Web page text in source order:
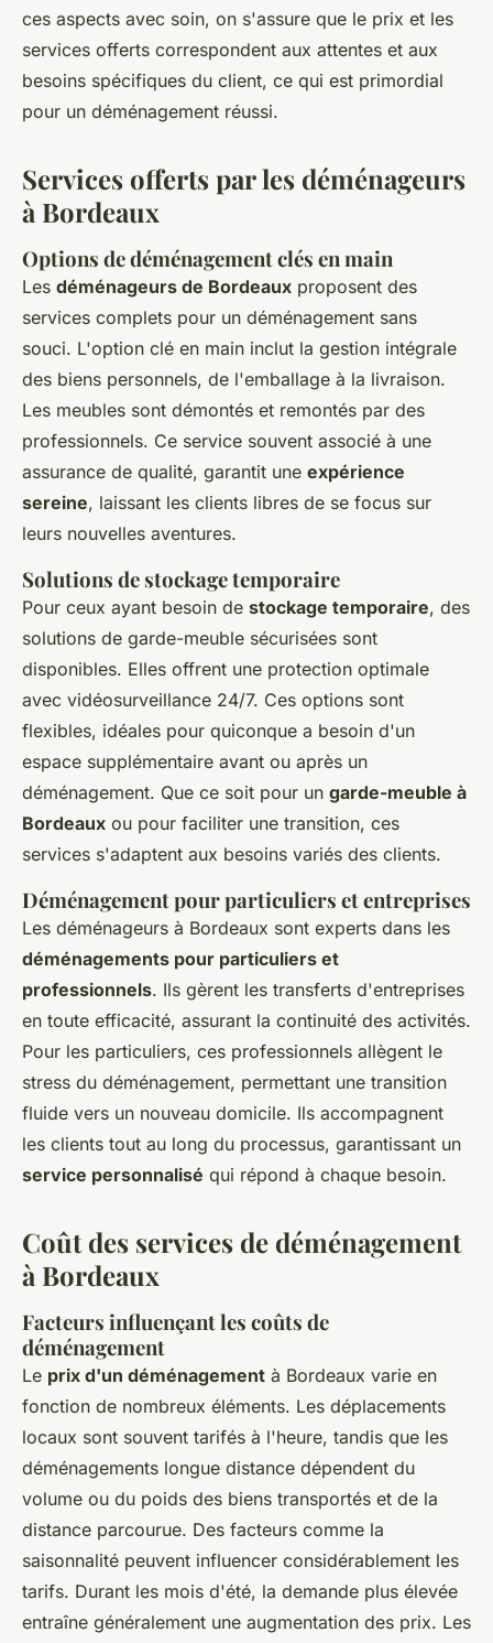
ces aspects avec soin, on s'assure que le prix et les
services offerts correspondent aux attentes et aux
besoins spécifiques du client, ce qui est primordial
pour un déménagement réussi.
Services offerts par les déménageurs
à Bordeaux
Options de déménagement clés en main
Les déménageurs de Bordeaux proposent des
services complets pour un déménagement sans
souci. L'option clé en main inclut la gestion intégrale
des biens personnels, de l'emballage à la livraison.
Les meubles sont démontés et remontés par des
professionnels. Ce service souvent associé à une
assurance de qualité, garantit une expérience
sereine, laissant les clients libres de se focus sur
leurs nouvelles aventures.
Solutions de stockage temporaire
Pour ceux ayant besoin de stockage temporaire, des
solutions de garde-meuble sécurisées sont
disponibles. Elles offrent une protection optimale
avec vidéosurveillance 24/7. Ces options sont
flexibles, idéales pour quiconque a besoin d'un
espace supplémentaire avant ou après un
déménagement. Que ce soit pour un garde-meuble à
Bordeaux ou pour faciliter une transition, ces
services s'adaptent aux besoins variés des clients.
Déménagement pour particuliers et entreprises
Les déménageurs à Bordeaux sont experts dans les
déménagements pour particuliers et
professionnels. Ils gèrent les transferts d'entreprises
en toute efficacité, assurant la continuité des activités.
Pour les particuliers, ces professionnels allègent le
stress du déménagement, permettant une transition
fluide vers un nouveau domicile. Ils accompagnent
les clients tout au long du processus, garantissant un
service personnalisé qui répond à chaque besoin.
Coût des services de déménagement
à Bordeaux
Facteurs influençant les coûts de
déménagement
Le prix d'un déménagement à Bordeaux varie en
fonction de nombreux éléments. Les déplacements
locaux sont souvent tarifés à l'heure, tandis que les
déménagements longue distance dépendent du
volume ou du poids des biens transportés et de la
distance parcourue. Des facteurs comme la
saisonnalité peuvent influencer considérablement les
tarifs. Durant les mois d'été, la demande plus élevée
entraîne généralement une augmentation des prix. Les